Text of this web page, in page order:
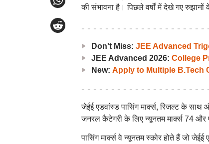
की संभावना है। पिछले वर्षों में देखे गए
Don't Miss: JEE Advanced
JEE Advanced 2026: College
New: Apply to Multiple B.Tech
जेईई एडवांस्ड पासिंग मार्क्स, रिजल्ट के
जनरल कैटेगरी के लिए न्यूनतम मार्क्स 74 और
पासिंग मार्क्स वे न्यूनतम स्कोर होते हैं जो